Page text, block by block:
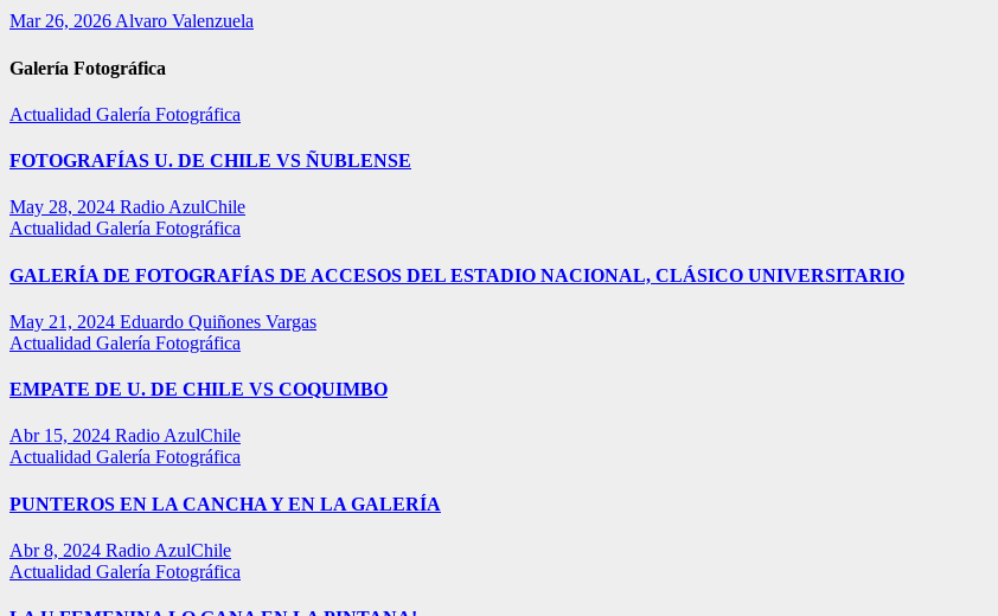
Mar 26, 2026 Alvaro Valenzuela
Galería Fotográfica
Actualidad Galería Fotográfica
FOTOGRAFÍAS U. DE CHILE VS ÑUBLENSE
May 28, 2024 Radio AzulChile
Actualidad Galería Fotográfica
GALERÍA DE FOTOGRAFÍAS DE ACCESOS DEL ESTADIO NACIONAL, CLÁSICO UNIVERSITARIO
May 21, 2024 Eduardo Quiñones Vargas
Actualidad Galería Fotográfica
EMPATE DE U. DE CHILE VS COQUIMBO
Abr 15, 2024 Radio AzulChile
Actualidad Galería Fotográfica
PUNTEROS EN LA CANCHA Y EN LA GALERÍA
Abr 8, 2024 Radio AzulChile
Actualidad Galería Fotográfica